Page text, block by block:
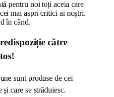
pentru noi toți aceia care
mai aspri critici ai noștri.
în când.
către
sunt produse de cei
care se străduiesc.